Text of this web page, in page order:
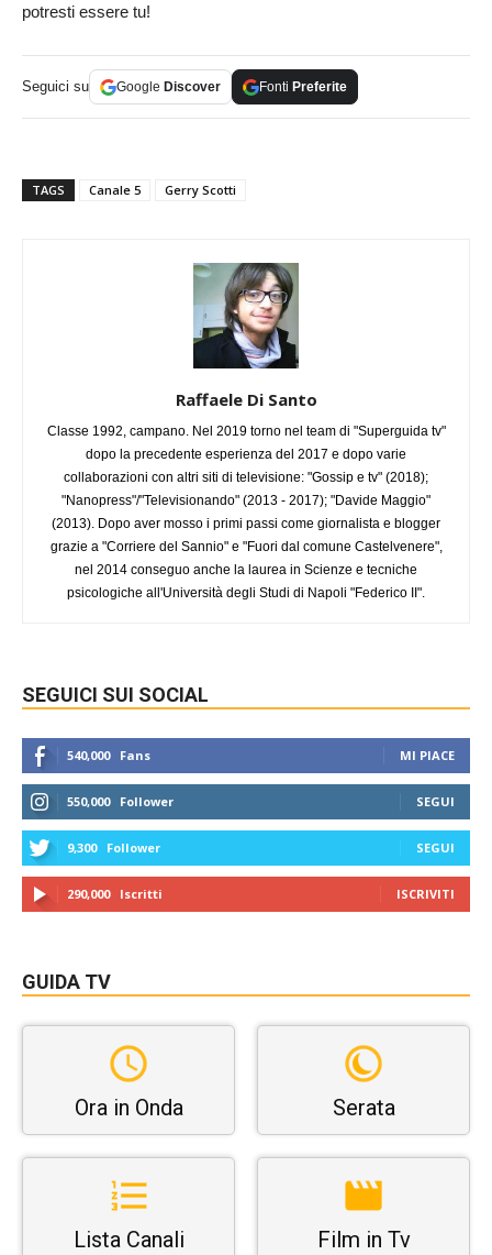
potresti essere tu!
Seguici su Google Discover Fonti Preferite
TAGS Canale 5 Gerry Scotti
Raffaele Di Santo
Classe 1992, campano. Nel 2019 torno nel team di "Superguida tv"
dopo la precedente esperienza del 2017 e dopo varie
collaborazioni con altri siti di televisione: "Gossip e tv" (2018);
"Nanopress"/"Televisionando" (2013 - 2017); "Davide Maggio"
(2013). Dopo aver mosso i primi passi come giornalista e blogger
grazie a "Corriere del Sannio" e "Fuori dal comune Castelvenere",
nel 2014 conseguo anche la laurea in Scienze e tecniche
psicologiche all'Università degli Studi di Napoli "Federico II".
SEGUICI SUI SOCIAL
540,000 Fans MI PIACE
550,000 Follower SEGUI
9,300 Follower SEGUI
290,000 Iscritti ISCRIVITI
GUIDA TV
Ora in Onda Serata
Lista Canali Film in Tv